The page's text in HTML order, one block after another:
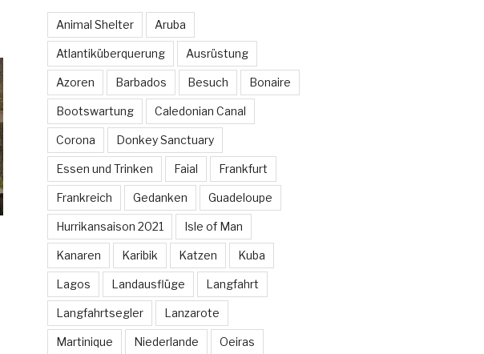
Animal Shelter Aruba
Atlantiküberquerung Ausrüstung
Azoren Barbados Besuch Bonaire
Bootswartung Caledonian Canal
Corona Donkey Sanctuary
Essen und Trinken Faial Frankfurt
Frankreich Gedanken Guadeloupe
Hurrikansaison 2021 Isle of Man
Kanaren Karibik Katzen Kuba
Lagos Landausflüge Langfahrt
Langfahrtsegler Lanzarote
Martinique Niederlande Oeiras